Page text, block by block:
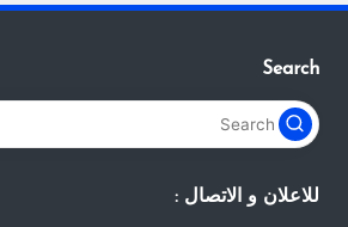
Search
للاعلان و الاتصال :